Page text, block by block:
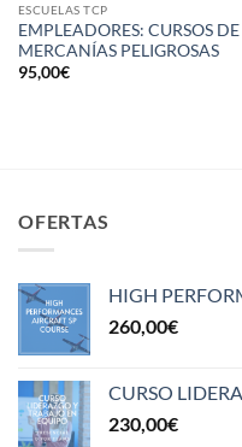
ESCUELAS TCP
EMPLEADORES: CURSOS DE
MERCANÍAS PELIGROSAS
95,00€
OFERTAS
HIGH
260,00€
CURSO
230,00€